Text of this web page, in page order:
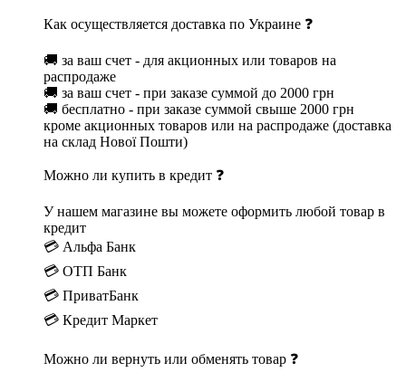
Как осуществляется доставка по Украине ❓
🚚 за ваш счет - для акционных или товаров на
распродаже
🚚 за ваш счет - при заказе суммой до 2000 грн
🚚 бесплатно - при заказе суммой свыше 2000 грн
кроме акционных товаров или на распродаже (доставка
на склад Нової Пошти)
Можно ли купить в кредит ❓
У нашем магазине вы можете оформить любой товар в
кредит
💳 Альфа Банк
💳 ОТП Банк
💳 ПриватБанк
💳 Кредит Маркет
Можно ли вернуть или обменять товар ❓